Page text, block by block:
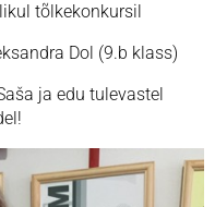
tõlkekonkursil
Dol (9.b klass)
ja edu tulevastel